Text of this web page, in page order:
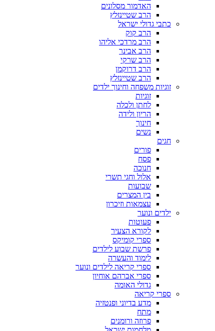
האדמור מסלונים
הרב שטיינזלץ
כתבי גדולי ישראל
הרב קוק
הרב מרדכי אליהו
הרב אבינר
הרב שרקי
הרב דרוקמן
הרב שטיינזלץ
זוגיות משפחה וחינוך ילדים
זוגיות
לחתן ולכלה
הריון ולידה
חינוך
נשים
חגים
פורים
פסח
חנוכה
אלול וחגי תשרי
שבועות
בין המצרים
עצמאות וזיכרון
ילדים ונוער
פעוטות
לקורא הצעיר
ספרי קומיקס
פרשת שבוע לילדים
לימוד והעשרה
ספרי קריאה לילדים ונוער
ספרי אברהם אוחיון
גדולי האומה
ספרי קריאה
מדע בדיוני ופנטזיה
מתח
פרוזה ורומנים